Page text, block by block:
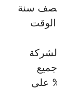
نصف سنة
الشركة تصل إلى 45% على